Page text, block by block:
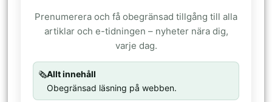
Prenumerera och få obegränsad tillgång till alla
artiklar och e-tidningen – nyheter nära dig,
varje dag.
🗞️Allt innehåll
Obegränsad läsning på webben.